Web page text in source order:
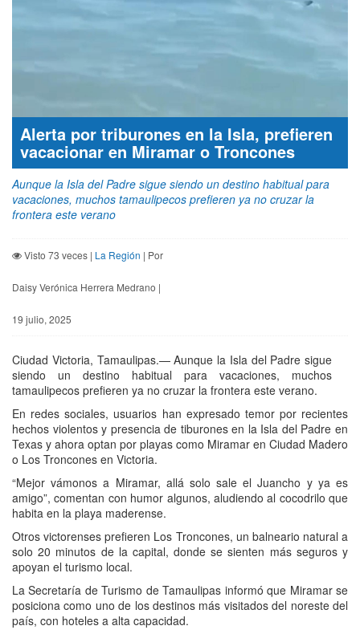
Alerta por triburones en la Isla, prefieren
vacacionar en Miramar o Troncones
Aunque la Isla del Padre sigue siendo un destino habitual para
vacaciones, muchos tamaulipecos prefieren ya no cruzar la
frontera este verano
Visto 73 veces | La Región | Por
Daisy Verónica Herrera Medrano |
19 julio, 2025
Ciudad Victoria, Tamaulipas.— Aunque la Isla del Padre sigue
siendo un destino habitual para vacaciones, muchos
tamaulipecos prefieren ya no cruzar la frontera este verano.
En redes sociales, usuarios han expresado temor por recientes
hechos violentos y presencia de tiburones en la Isla del Padre en
Texas y ahora optan por playas como Miramar en Ciudad Madero
o Los Troncones en Victoria.
“Mejor vámonos a Miramar, allá solo sale el Juancho y ya es
amigo”, comentan con humor algunos, aludiendo al cocodrilo que
habita en la playa maderense.
Otros victorenses prefieren Los Troncones, un balneario natural a
solo 20 minutos de la capital, donde se sienten más seguros y
apoyan el turismo local.
La Secretaría de Turismo de Tamaulipas informó que Miramar se
posiciona como uno de los destinos más visitados del noreste del
país, con hoteles a alta capacidad.